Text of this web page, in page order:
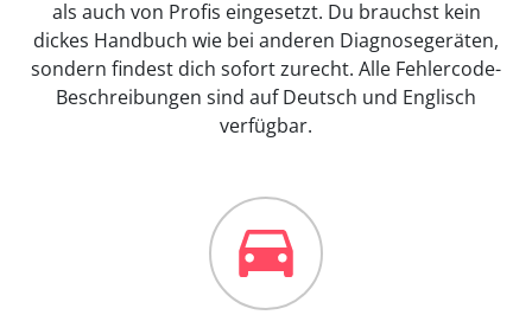
als auch von Profis eingesetzt. Du brauchst kein
dickes Handbuch wie bei anderen Diagnosegeräten,
sondern findest dich sofort zurecht. Alle Fehlercode-
Beschreibungen sind auf Deutsch und Englisch
verfügbar.